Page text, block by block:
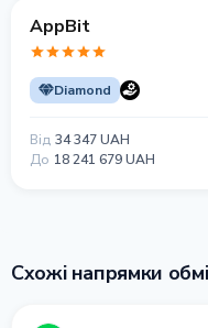
AppBit
Diamond
Від 34 347 UAH
До 18 241 679 UAH
Схожі напрямки